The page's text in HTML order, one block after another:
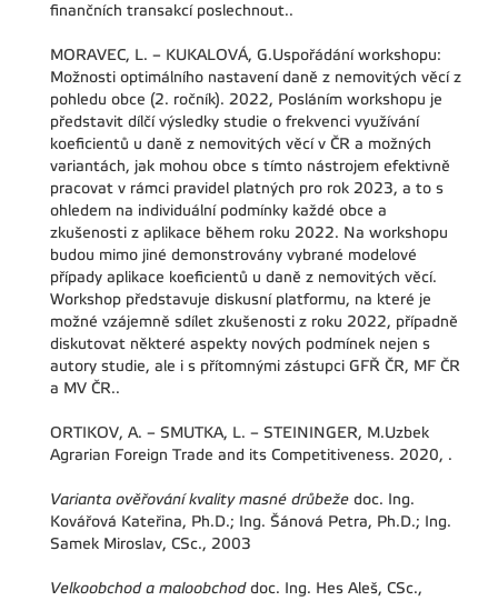
finančních transakcí poslechnout..
MORAVEC, L. – KUKALOVÁ, G.Uspořádání workshopu:
Možnosti optimálního nastavení daně z nemovitých věcí z
pohledu obce (2. ročník). 2022, Posláním workshopu je
představit dílčí výsledky studie o frekvenci využívání
koeficientů u daně z nemovitých věcí v ČR a možných
variantách, jak mohou obce s tímto nástrojem efektivně
pracovat v rámci pravidel platných pro rok 2023, a to s
ohledem na individuální podmínky každé obce a
zkušenosti z aplikace během roku 2022. Na workshopu
budou mimo jiné demonstrovány vybrané modelové
případy aplikace koeficientů u daně z nemovitých věcí.
Workshop představuje diskusní platformu, na které je
možné vzájemně sdílet zkušenosti z roku 2022, případně
diskutovat některé aspekty nových podmínek nejen s
autory studie, ale i s přítomnými zástupci GFŘ ČR, MF ČR
a MV ČR..
ORTIKOV, A. – SMUTKA, L. – STEININGER, M.Uzbek
Agrarian Foreign Trade and its Competitiveness. 2020, .
Varianta ověřování kvality masné drůbeže doc. Ing.
Kovářová Kateřina, Ph.D.; Ing. Šánová Petra, Ph.D.; Ing.
Samek Miroslav, CSc., 2003
Velkoobchod a maloobchoddoc. Ing. Hes Aleš, CSc.,